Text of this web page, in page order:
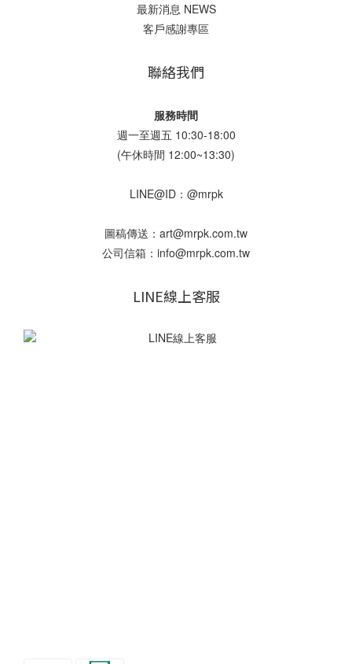
最新消息 NEWS
客戶感謝專區
聯絡我們
服務時間
週一至週五 10:30-18:00
(午休時間 12:00~13:30)
LINE@ID：@mrpk
圖稿傳送：art@mrpk.com.tw
公司信箱：info@mrpk.com.tw
LINE線上客服